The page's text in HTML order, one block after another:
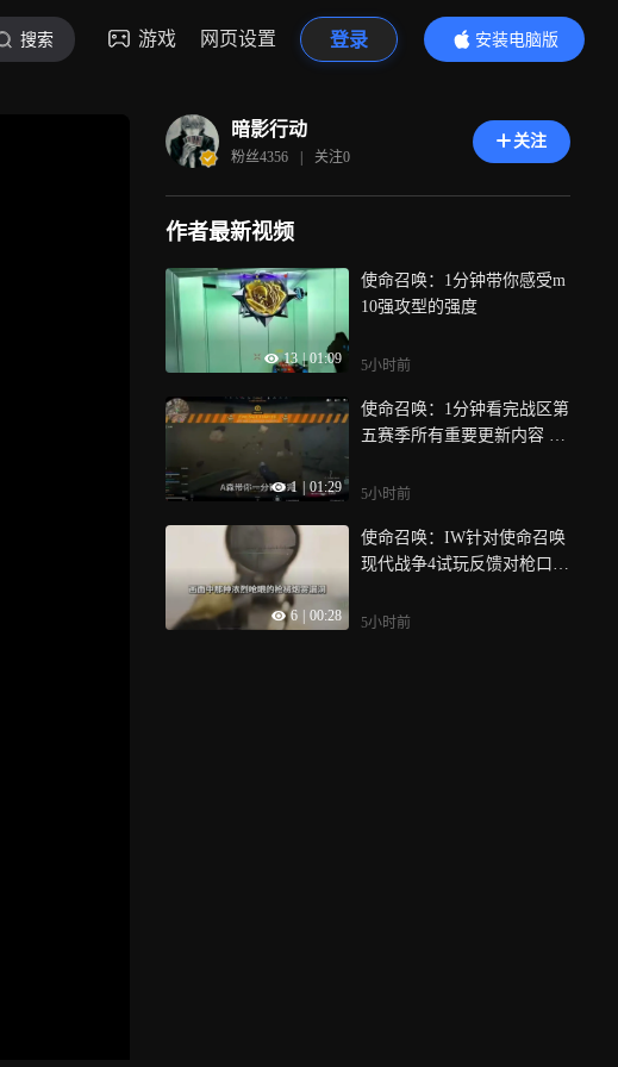
搜索 游戏 网页设置 登录
安装电脑版
内容更精彩
暗影行动
粉丝4356 | 关注0
关注
作者最新视频
13 | 01:09
使命召唤：1分钟带你感受m
10强攻型的强度
5小时前
1 01:29
使命召唤：1分钟看完战区第
五赛季所有重要更新内容 无
5小时前
6 00:28
使命召唤：IW针对使命召唤
现代战争4试玩反馈对枪口烟
所有武器的枪口烟雾不透明
5小时前